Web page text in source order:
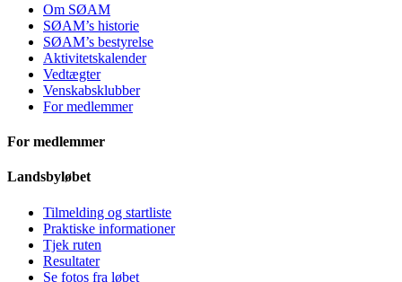
Om SØAM
SØAM’s historie
SØAM’s bestyrelse
Aktivitetskalender
Vedtægter
Venskabsklubber
For medlemmer
For medlemmer
Landsbyløbet
Tilmelding og startliste
Praktiske informationer
Tjek ruten
Resultater
Se fotos fra løbet